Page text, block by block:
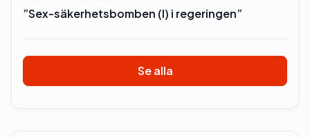
”Sex-säkerhetsbomben (l) i regeringen”
Se alla